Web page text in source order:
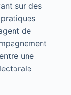
sur des
de
une